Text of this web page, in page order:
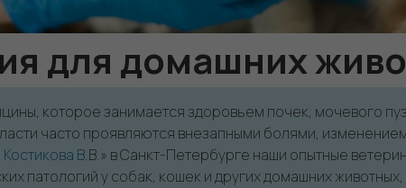
для домашних
которое занимается здоровьем почек, мочевого
часто проявляются внезапными болями,
В.В.» в Санкт-Петербурге наши опытные
патологий у собак, кошек и других домашних